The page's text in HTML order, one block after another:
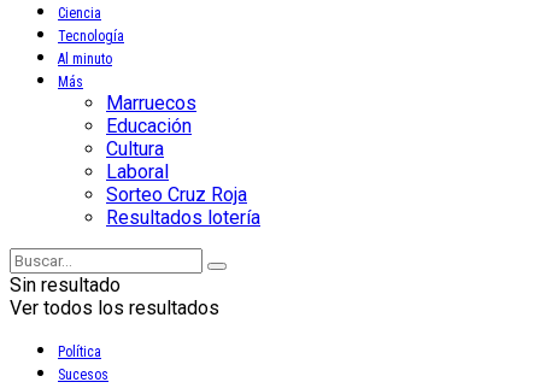
Ciencia
Tecnología
Al minuto
Más
Marruecos
Educación
Cultura
Laboral
Sorteo Cruz Roja
Resultados lotería
Sin resultado
Ver todos los resultados
Política
Sucesos